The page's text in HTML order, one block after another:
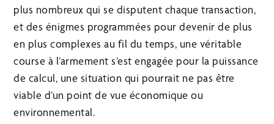
plus nombreux qui se disputent chaque transaction,
et des énigmes programmées pour devenir de plus
en plus complexes au fil du temps, une véritable
course à l’armement s’est engagée pour la puissance
de calcul, une situation qui pourrait ne pas être
viable d’un point de vue économique ou
environnemental.